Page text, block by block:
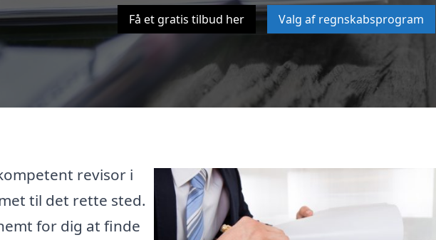
Få et gratis tilbud her Valg af regnskabsprogram
revisor i
til det rette sted.
for dig at finde